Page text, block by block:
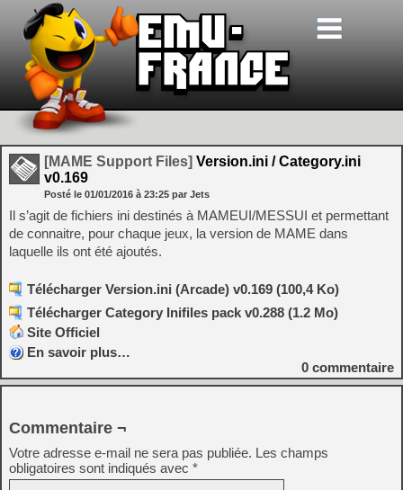
[MAME Support Files] Version.ini / Category.ini
v0.169
Posté le 01/01/2016 à 23:25 par Jets
Il s’agit de fichiers ini destinés à MAMEUI/MESSUI et permettant
de connaitre, pour chaque jeux, la version de MAME dans
laquelle ils ont été ajoutés.
Télécharger Version.ini (Arcade) v0.169 (100,4 Ko)
Télécharger Category Inifiles pack v0.288 (1.2 Mo)
Site Officiel
En savoir plus…
0 commentaire
Commentaire ¬
Votre adresse e-mail ne sera pas publiée. Les champs
obligatoires sont indiqués avec *